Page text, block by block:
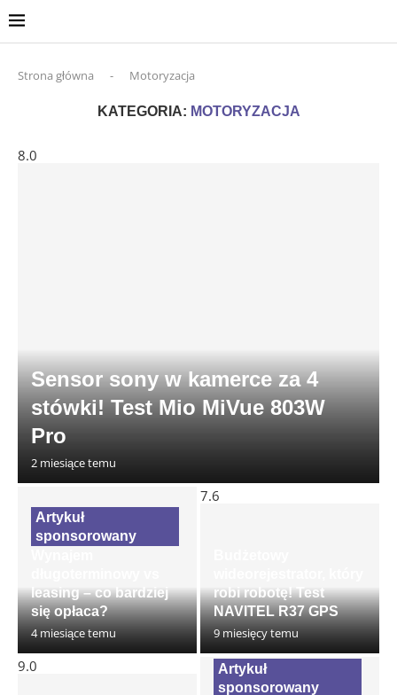
Strona główna - Motoryzacja
KATEGORIA: MOTORYZACJA
8.0
Sensor sony w kamerce za 4
stówki! Test Mio MiVue 803W
Pro
2 miesiące temu
leasing – co bardziej
się opłaca?
4 miesiące temu
7.6
robi robotę! Test
NAVITEL R37 GPS
9 miesięcy temu
9.0